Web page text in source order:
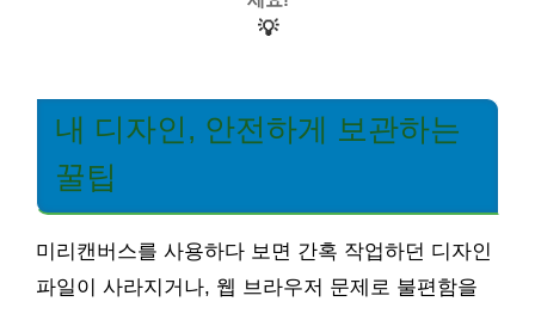
💡
내 디자인, 안전하게 보관하는
꿀팁
미리캔버스를 사용하다 보면 간혹 작업하던 디자인
파일이 사라지거나, 웹 브라우저 문제로 불편함을